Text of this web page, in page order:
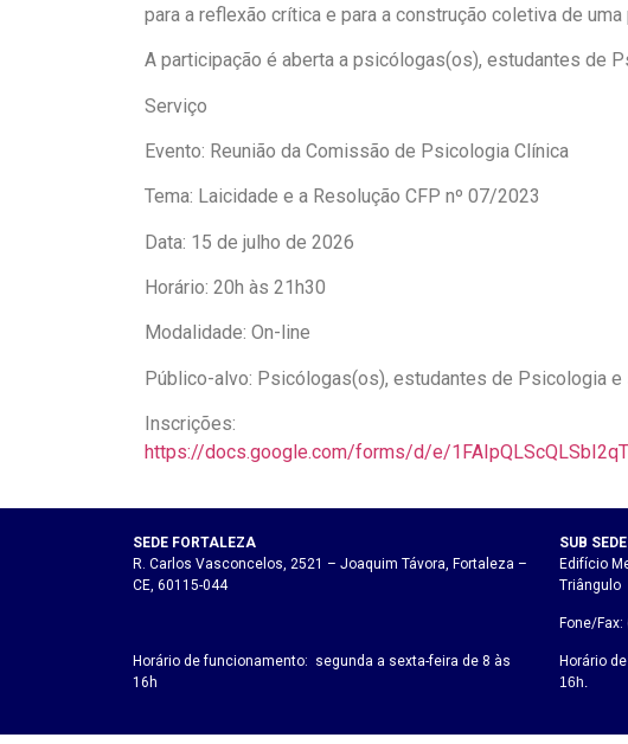
para a reflexão crítica e para a construção coletiva de
A participação é aberta a psicólogas(os), estudantes de
Serviço
Evento: Reunião da Comissão de Psicologia Clínica
Tema: Laicidade e a Resolução CFP nº 07/2023
Data: 15 de julho de 2026
Horário: 20h às 21h30
Modalidade: On-line
Público-alvo: Psicólogas(os), estudantes de Psicologia e
Inscrições:
https://docs.google.com/forms/d/e/
SEDE FORTALEZA
R. Carlos Vasconcelos, 2521 – Joaquim Távora, Fortaleza –
CE, 60115-044
Horário de funcionamento: segunda a sexta-feira de 8 às
16h
SUB
Edifício
Triângulo
Fone/
Horário
16h.